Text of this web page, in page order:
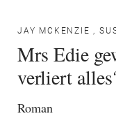
JAY MCKENZIE ,
Mrs Edie
verliert
Roman